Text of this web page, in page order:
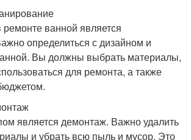
ванной является
определиться с дизайном и
Вы должны выбрать материалы,
для ремонта, а также
является демонтаж. Важно удалить
и убрать всю пыль и мусор. Это